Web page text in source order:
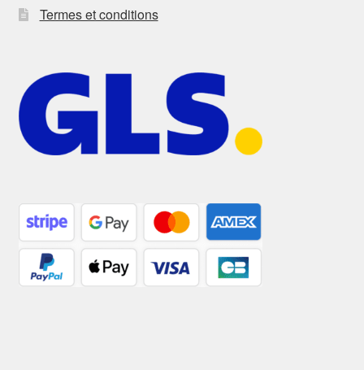
Termes et conditions